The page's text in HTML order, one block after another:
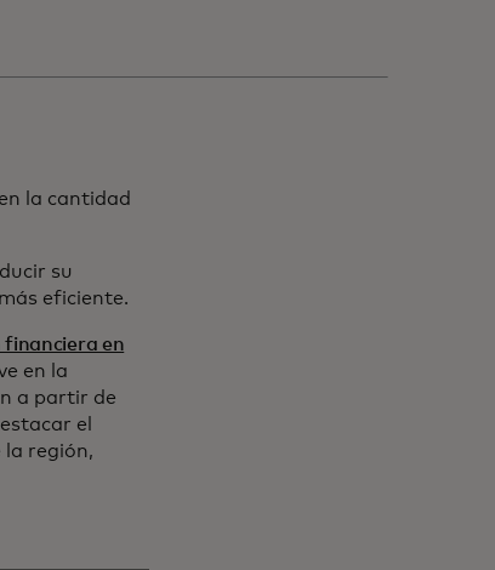
la cantidad
su
eficiente.
financiera en
en la
a partir de
el
la región,